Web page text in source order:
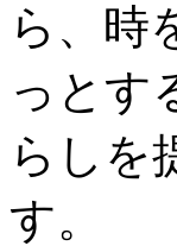
ら、時
っとす
らしを
す。